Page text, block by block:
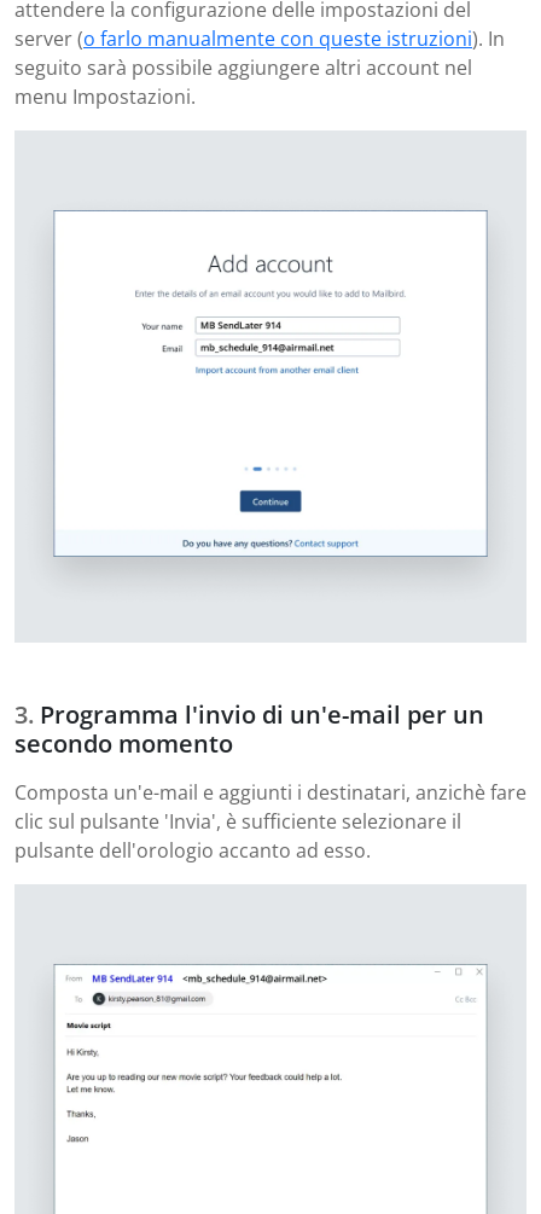
attendere la configurazione delle impostazioni del
server (o farlo manualmente con queste istruzioni). In
seguito sarà possibile aggiungere altri account nel
menu Impostazioni.
Programma l'invio di un'e-mail per un
secondo momento
Composta un'e-mail e aggiunti i destinatari, anzichè fare
clic sul pulsante 'Invia', è sufficiente selezionare il
pulsante dell'orologio accanto ad esso.